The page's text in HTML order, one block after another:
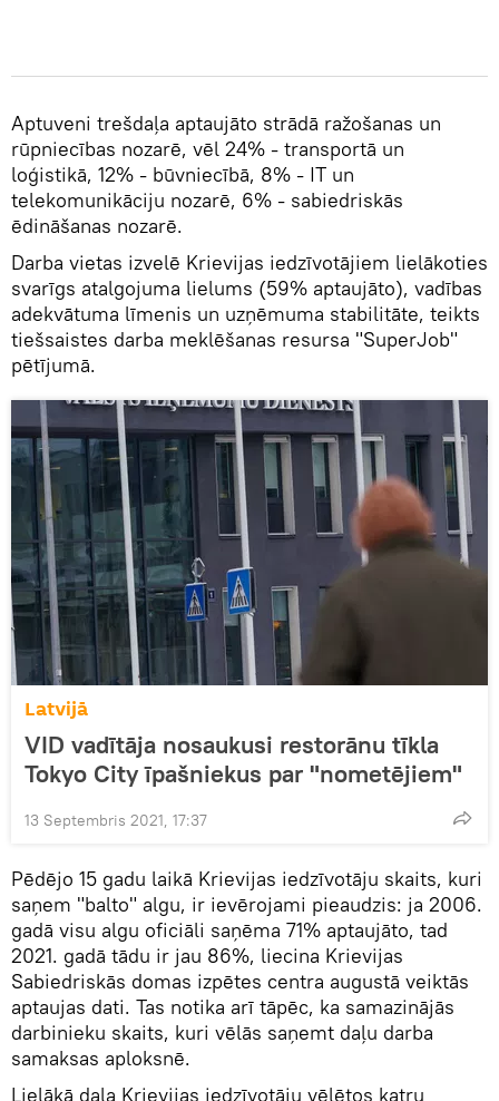
Aptuveni trešdaļa aptaujāto strādā ražošanas un
rūpniecības nozarē, vēl 24% - transportā un
loģistikā, 12% - būvniecībā, 8% - IT un
telekomunikāciju nozarē, 6% - sabiedriskās
ēdināšanas nozarē.
Darba vietas izvelē Krievijas iedzīvotājiem lielākoties
svarīgs atalgojuma lielums (59% aptaujāto), vadības
adekvātuma līmenis un uzņēmuma stabilitāte, teikts
tiešsaistes darba meklēšanas resursa "SuperJob"
pētījumā.
Latvijā
VID vadītāja nosaukusi restorānu tīkla
Tokyo City īpašniekus par "nometējiem"
13 Septembris 2021, 17:37
Pēdējo 15 gadu laikā Krievijas iedzīvotāju skaits, kuri
saņem "balto" algu, ir ievērojami pieaudzis: ja 2006.
gadā visu algu oficiāli saņēma 71% aptaujāto, tad
2021. gadā tādu ir jau 86%, liecina Krievijas
Sabiedriskās domas izpētes centra augustā veiktās
aptaujas dati. Tas notika arī tāpēc, ka samazinājās
darbinieku skaits, kuri vēlās saņemt daļu darba
samaksas aploksnē.
Lielākā daļa Krievijas iedzīvotāju vēlētos katru